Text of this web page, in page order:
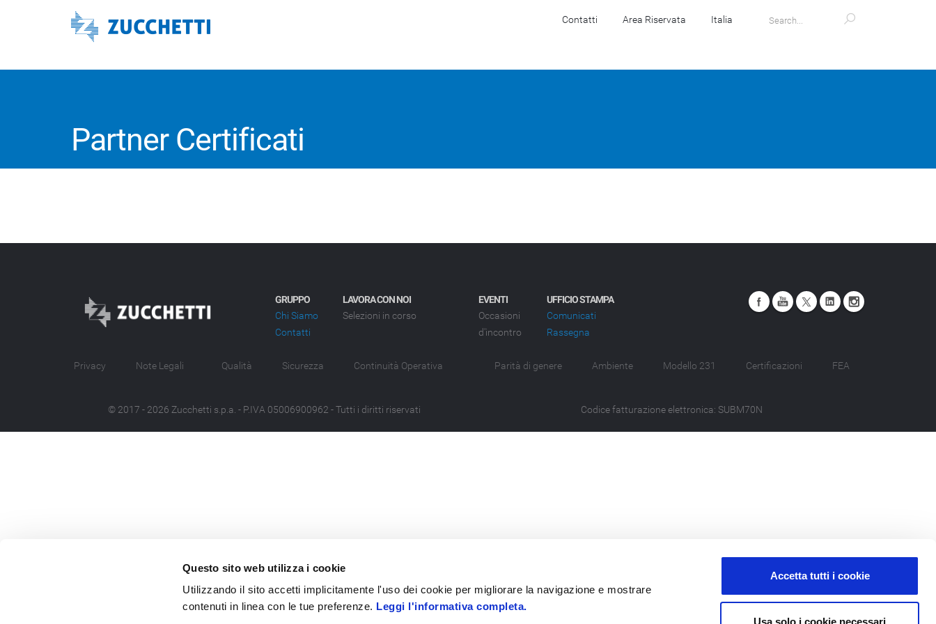
Questo sito web utilizza i cookie
Utilizzando il sito accetti implicitamente l'uso dei cookie per migliorare la navigazione e mostrare
contenuti in linea con le tue preferenze. Leggi l'informativa completa.
Accetta tutti i cookie
Usa solo i cookie necessari
Contatti Area Riservata Italia
Partner Certificati
GRUPPO
Chi Siamo
Contatti
LAVORA CON NOI
Selezioni in corso
EVENTI
Occasioni
d'incontro
UFFICIO STAMPA
Comunicati
Rassegna
Privacy Note Legali Qualità Sicurezza Continuità Operativa Parità di genere Ambiente Modello 231 Certificazioni FEA
© 2017 - 2026 Zucchetti s.p.a. - P.IVA 05006900962 - Tutti i diritti riservati Codice fatturazione elettronica: SUBM70N